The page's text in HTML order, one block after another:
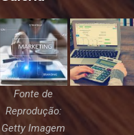
Fonte de
Reprodução:
Getty Imagem